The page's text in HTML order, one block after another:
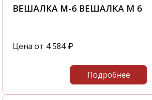
ВЕШАЛКА М-6 ВЕШАЛКА М 6
Цена от 4 584 ₽
Подробнее